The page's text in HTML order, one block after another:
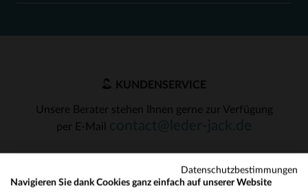
KUNDENSERVICE
Unsere Berater stehen Ihnen gerne zur Verfügung
per E-Mail
Datenschutzbestimmungen
Navigieren Sie dank Cookies ganz einfach auf unserer Website